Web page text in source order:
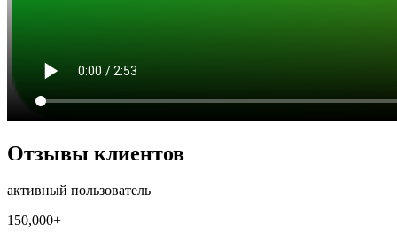
Отзывы клиентов
активный пользователь
150,000+